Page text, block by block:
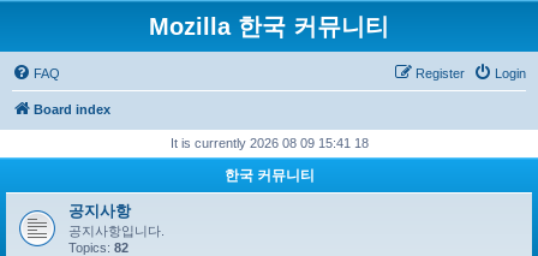
Mozilla 한국 커뮤니티
FAQ Login
Register
Board index
It is currently 2026 08 09 15:41 18
한국 커뮤니티
공지사항
공지사항입니다.
Topics: 82